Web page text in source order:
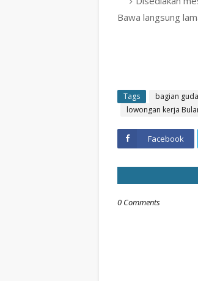
Bawa langsung
Tags bagian
lowongan kerja
Facebook
0 Comments